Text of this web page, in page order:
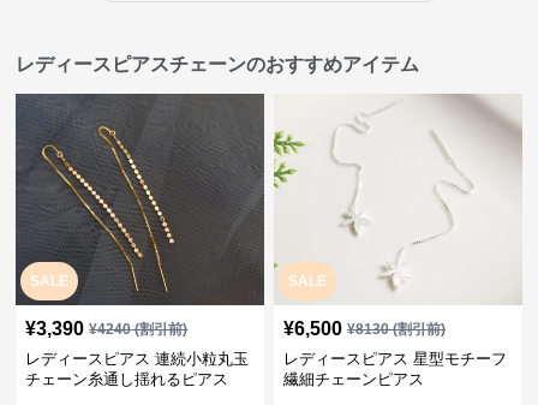
レディースピアスチェーンのおすすめアイテム
SALE
¥3,390 ¥4240(割引前)
レディースピアス 連続小粒丸玉
チェーン糸通し揺れるピアス
SALE
¥6,500 ¥8130(割引前)
レディースピアス 星型モチーフ
繊細チェーンピアス